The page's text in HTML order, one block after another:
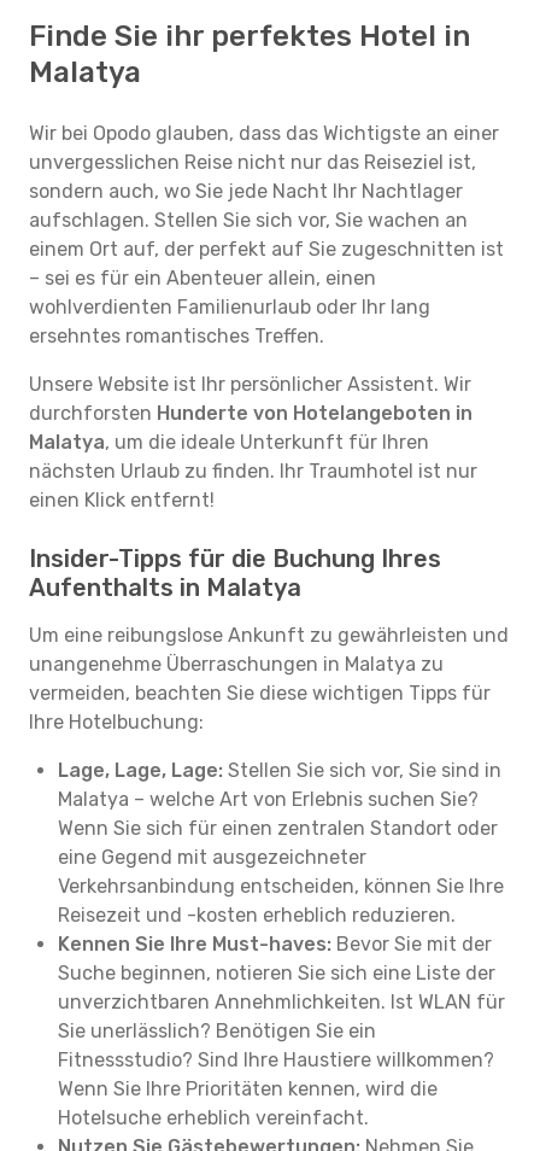
Finde Sie ihr perfektes Hotel in
Malatya
Wir bei Opodo glauben, dass das Wichtigste an einer
unvergesslichen Reise nicht nur das Reiseziel ist,
sondern auch, wo Sie jede Nacht Ihr Nachtlager
aufschlagen. Stellen Sie sich vor, Sie wachen an
einem Ort auf, der perfekt auf Sie zugeschnitten ist
– sei es für ein Abenteuer allein, einen
wohlverdienten Familienurlaub oder Ihr lang
ersehntes romantisches Treffen.
Unsere Website ist Ihr persönlicher Assistent. Wir
durchforsten Hunderte von Hotelangeboten in
Malatya, um die ideale Unterkunft für Ihren
nächsten Urlaub zu finden. Ihr Traumhotel ist nur
einen Klick entfernt!
Insider-Tipps für die Buchung Ihres
Aufenthalts in Malatya
Um eine reibungslose Ankunft zu gewährleisten und
unangenehme Überraschungen in Malatya zu
vermeiden, beachten Sie diese wichtigen Tipps für
Ihre Hotelbuchung:
Lage, Lage, Lage: Stellen Sie sich vor, Sie sind in
Malatya – welche Art von Erlebnis suchen Sie?
Wenn Sie sich für einen zentralen Standort oder
eine Gegend mit ausgezeichneter
Verkehrsanbindung entscheiden, können Sie Ihre
Reisezeit und -kosten erheblich reduzieren.
Kennen Sie Ihre Must-haves: Bevor Sie mit der
Suche beginnen, notieren Sie sich eine Liste der
unverzichtbaren Annehmlichkeiten. Ist WLAN für
Sie unerlässlich? Benötigen Sie ein
Fitnessstudio? Sind Ihre Haustiere willkommen?
Wenn Sie Ihre Prioritäten kennen, wird die
Hotelsuche erheblich vereinfacht.